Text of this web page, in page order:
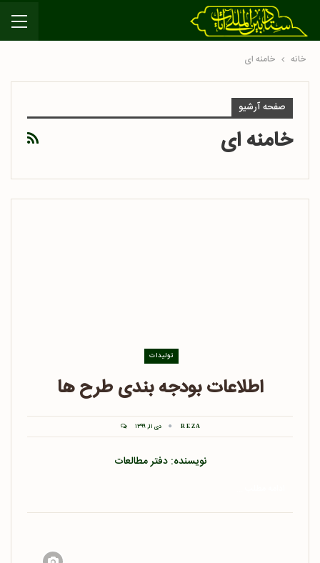
خانه خامنه ای
صفحه آرشیو
خامنه ای
تولیدات
اطلاعات بودجه بندی طرح ها
REZA دی ۱۱, ۱۳۹۹
نویسنده: دفتر مطالعات